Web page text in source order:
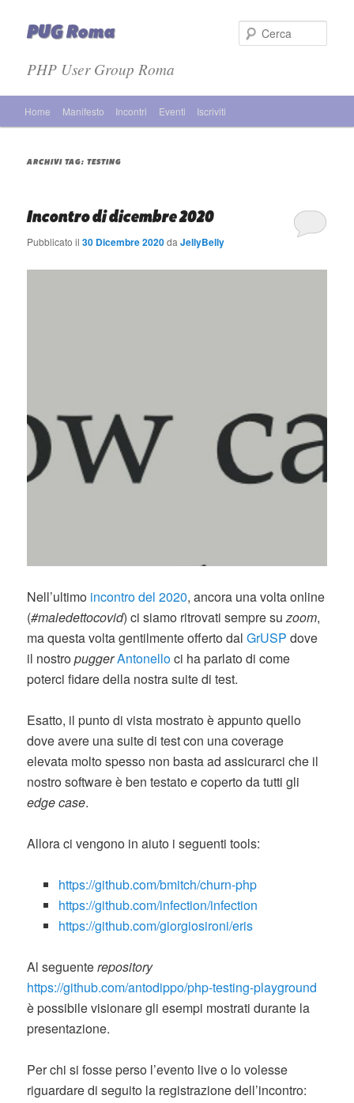
PUG Roma
PHP User Group Roma
Menù principale
Vai al contenuto principale
Vai al contenuto secondario
Home Manifesto Incontri Eventi Iscriviti
ARCHIVI TAG:TESTING
Incontro di dicembre 2020
Pubblicato il30 Dicembre 2020daJellyBelly
Nell’ultimo incontro del 2020, ancora una volta online
(#maledettocovid) ci siamo ritrovati sempre suzoom,
ma questa volta gentilmente offerto dalGrUSP dove
il nostropuggerAntonelloci ha parlato di come
poterci fidare della nostra suite di test.
Esatto, il punto di vista mostrato è appunto quello
dove avere una suite di test con una coverage
elevata molto spesso non basta ad assicurarci che il
nostro software è ben testato e coperto da tutti gli
edge case.
Allora ci vengono in aiuto i seguenti tools:
https://github.com/bmitch/churn-php
https://github.com/infection/infection
https://github.com/giorgiosironi/eris
Al seguenterepository
https://github.com/antodippo/php-testing-playground
è possibile visionare gli esempi mostrati durante la
presentazione.
Per chi si fosse perso l’evento live o lo volesse
riguardare di seguito la registrazione dell’incontro: